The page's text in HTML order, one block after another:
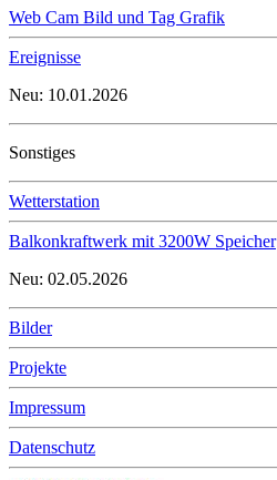
Web Cam Bild und Tag Grafik
Ereignisse
Neu: 10.01.2026
Sonstiges
Wetterstation
Balkonkraftwerk mit 3200W Speicher
Neu: 02.05.2026
Bilder
Projekte
Impressum
Datenschutz